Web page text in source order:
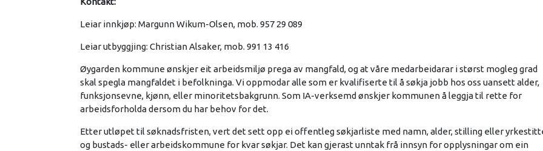
Leiar innkjøp: Margunn Wikum-Olsen, mob. 957 29 089
Leiar utbyggjing: Christian Alsaker, mob. 991 13 416
Øygarden kommune ønskjer eit arbeidsmiljø prega av mangfald, og at våre medarbeidarar i størst mogleg grad
skal spegla mangfaldet i befolkninga. Vi oppmodar alle som er kvalifiserte til å søkja jobb hos oss uansett alder,
funksjonsevne, kjønn, eller minoritetsbakgrunn. Som IA-verksemd ønskjer kommunen å leggja til rette for
arbeidsforholda dersom du har behov for det.
Etter utløpet til søknadsfristen, vert det sett opp ei offentleg søkjarliste med namn, alder, stilling eller
og bustads- eller arbeidskommune for kvar søkjar. Det kan gjerast unntak frå innsyn for opplysningar om ein